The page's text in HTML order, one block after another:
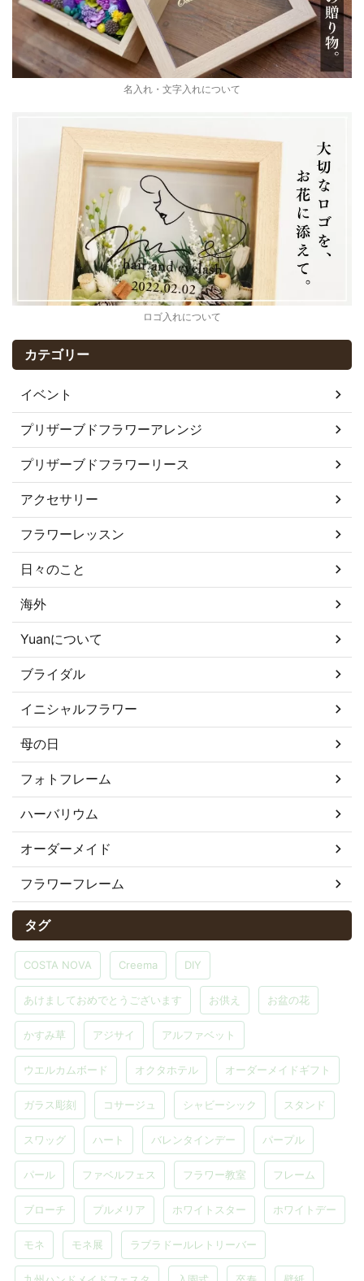
名入れ・文字入れについて
ロゴ入れについて
カテゴリー
イベント
プリザーブドフラワーアレンジ
プリザーブドフラワーリース
アクセサリー
フラワーレッスン
日々のこと
海外
Yuanについて
ブライダル
イニシャルフラワー
母の日
フォトフレーム
ハーバリウム
オーダーメイド
フラワーフレーム
タグ
COSTA NOVA Creema DIY
あけましておめでとうございます お供え お盆の花
かすみ草 アジサイ アルファベット
ウエルカムボード オクタホテル オーダーメイドギフト
ガラス彫刻 コサージュ シャビーシック スタンド
スワッグ ハート バレンタインデー パープル
パール ファベルフェス フラワー教室 フレーム
ブローチ プルメリア ホワイトスター ホワイトデー
モネ モネ展 ラブラドールレトリーバー